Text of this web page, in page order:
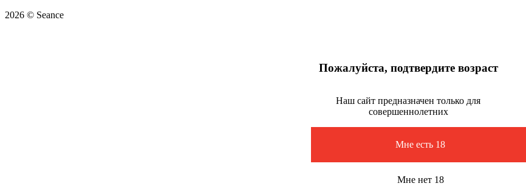
2026 © Seance
Пожалуйста, подтвердите возраст
Наш сайт предназначен только для
совершеннолетних
Мне есть 18
Мне нет 18